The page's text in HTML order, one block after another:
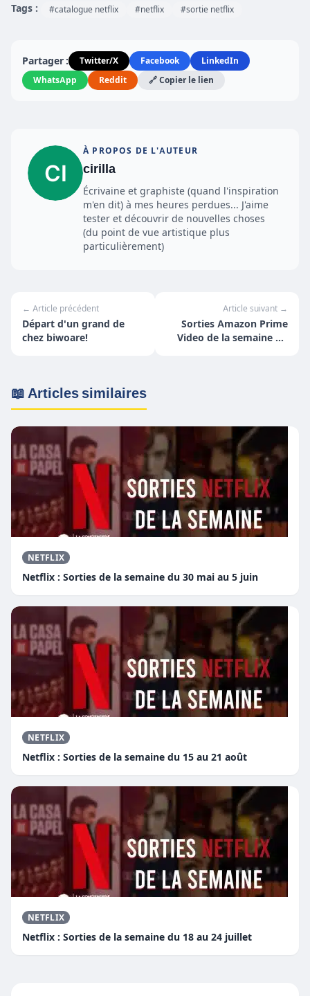
Tags : #catalogue netflix #netflix #sortie netflix
Partager : Twitter/X Facebook
LinkedIn
WhatsApp
Reddit 🔗 Copier le lien
À PROPOS DE L'AUTEUR
cirilla
Écrivaine et graphiste (quand l'inspiration
m'en dit) à mes heures perdues... J'aime
tester et découvrir de nouvelles choses
(du point de vue artistique plus
particulièrement)
← Article précédent
Départ d'un grand de
chez biwoare!
Article suivant →
Sorties Amazon Prime
Video de la semaine du
📖 Articles similaires
NETFLIX
Netflix : Sorties de la semaine du 30 mai au 5 juin
NETFLIX
Netflix : Sorties de la semaine du 15 au 21 août
NETFLIX
Netflix : Sorties de la semaine du 18 au 24 juillet